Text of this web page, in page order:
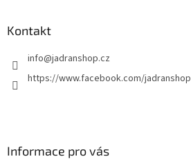
Kontakt
info@jadranshop.cz
https://www.facebook.com/jadranshop
Informace pro vás